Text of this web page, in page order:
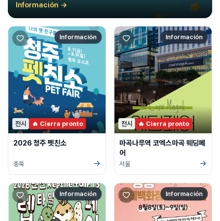
Información →
Información
전시 🔥 Cierra pronto
2026 청주 펫친소
충북 →
Información
전시 🔥 Cierra pronto
마곡나루역 코엑스마곡 웨딩페
어
서울 →
Información Información